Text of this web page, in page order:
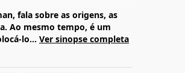
fala sobre as origens, as
Ao mesmo tempo, é um
lo... Ver sinopse completa